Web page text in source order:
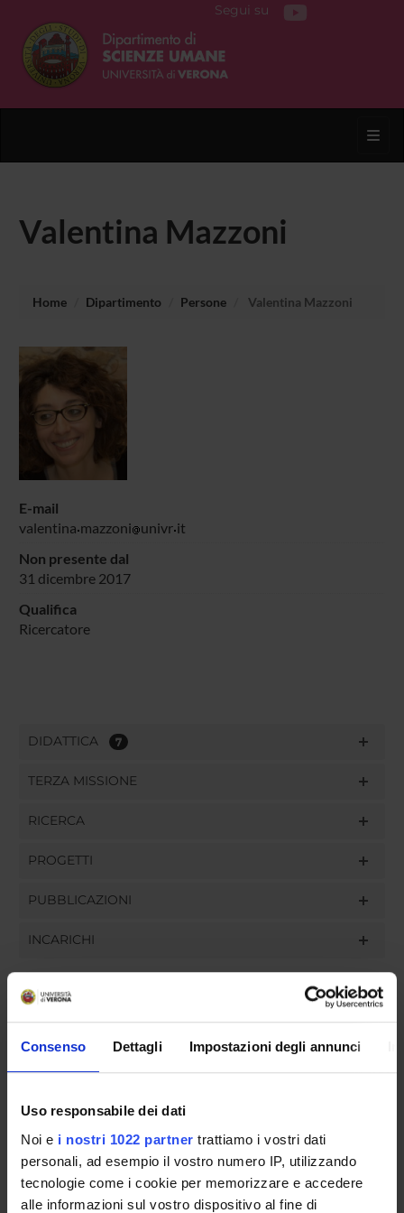
Consenso Dettagli Impostazioni degli annunci
Uso responsabile dei dati
Noi e i nostri 1022 partner trattiamo i vostri dati
personali, ad esempio il vostro numero IP, utilizzando
tecnologie come i cookie per memorizzare e accedere
alle informazioni sul vostro dispositivo al fine di
Segui su
Valentina Mazzoni
Home Dipartimento Persone Valentina Mazzoni
E-mail
valentina mazzoni univr it
Non presente dal
31 dicembre 2017
Qualifica
Ricercatore
DIDATTICA 7
TERZA MISSIONE
RICERCA
PROGETTI
PUBBLICAZIONI
INCARICHI
ORGANIZZAZIONE
GOVERNANCE
COMMISSIONI
UFFICI E STRUTTURE DI SERVIZIO
SERVIZI DI SEGRETERIA STUDENTI